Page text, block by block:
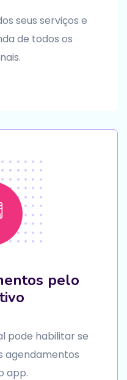
seus serviços e
de todos os
pelo
pode habilitar se
agendamentos
app.